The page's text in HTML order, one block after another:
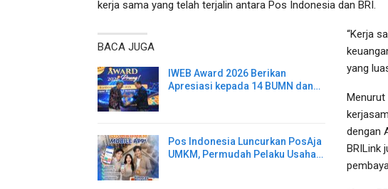
kerja sama yang telah terjalin antara Pos Indonesia dan BRI.
BACA JUGA
IWEB Award 2026 Berikan
Apresiasi kepada 14 BUMN dan…
Pos Indonesia Luncurkan PosAja
UMKM, Permudah Pelaku Usaha…
“Kerja
yang
Menurut
dengan
BRILink